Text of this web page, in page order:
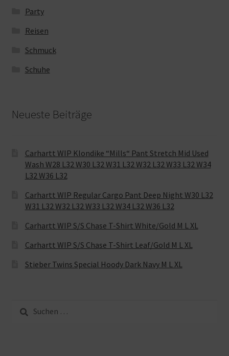
Party
Reisen
Schmuck
Schuhe
Neueste Beiträge
Carhartt WIP Klondike “Mills“ Pant Stretch Mid Used
Wash W28 L32 W30 L32 W31 L32 W32 L32 W33 L32 W34
L32 W36 L32
Carhartt WIP Regular Cargo Pant Deep Night W30 L32
W31 L32 W32 L32 W33 L32 W34 L32 W36 L32
Carhartt WIP S/S Chase T-Shirt White/Gold M L XL
Carhartt WIP S/S Chase T-Shirt Leaf/Gold M L XL
Stieber Twins Special Hoody Dark Navy M L XL
nach: